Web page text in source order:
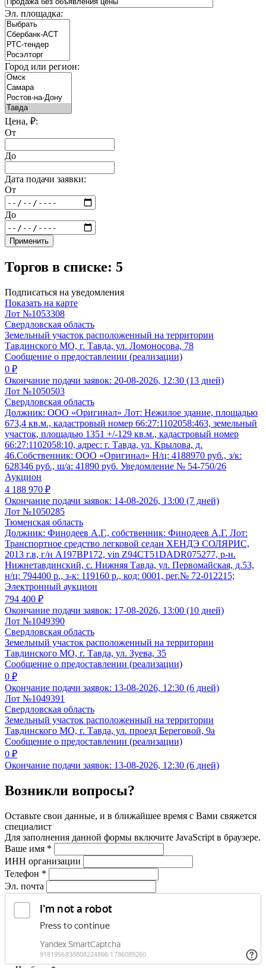
Эл. площадка:
Город или регион:
Цена, ₽:
От
До
Дата подачи заявки:
От
До
Применить
Торгов в списке: 5
Подписаться на уведомления
Показать на карте
Лот №1053308
Свердловская область
Земельный участок расположенный на территории
Тавдинского МО, г. Тавда, ул. Ломоносова, 78
Сообщение о предоставлении (реализации)
0 ₽
Окончание подачи заявок: 20-08-2026, 12:30 (13 дней)
Лот №1050503
Свердловская область
Должник: ООО «Оригинал» Лот: Нежилое здание, площадью
673,4 кв.м., кадастровый номер 66:27:1102058:463, земельный
участок, площадью 1351 +/-129 кв.м., кадастровый номер
66:27:1102058:10, адрес: г. Тавда, ул. Крылова, д.
46.Собственник: ООО «Оригинал» Н/ц: 4188970 руб., з/к:
628346 руб., ш/а: 41890 руб. Уведомление № 54-750/26
Аукцион
4 188 970 ₽
Окончание подачи заявок: 14-08-2026, 13:00 (7 дней)
Лот №1050285
Тюменская область
Должник: Финодеев А.Г., собственник: Финодеев А.Г. Лот:
Транспортное средство легковой седан ХЕНДЭ СОЛЯРИС,
2013 г.в, г/н А197ВР172, vin Z94CT51DADR075277, р-н.
Нижнетавдинский, с. Нижняя Тавда, ул. Первомайская, д.53,
н/ц: 794400 р., з-к: 119160 р., код: 0001, рег.№ 72-012215;
Электронный аукцион
794 400 ₽
Окончание подачи заявок: 17-08-2026, 13:00 (10 дней)
Лот №1049390
Свердловская область
Земельный участок расположенный на территории
Тавдинского МО, г. Тавда, ул. Зуева, 35
Сообщение о предоставлении (реализации)
0 ₽
Окончание подачи заявок: 13-08-2026, 12:30 (6 дней)
Лот №1049391
Свердловская область
Земельный участок расположенный на территории
Тавдинского МО, г. Тавда, ул. проезд Береговой, 9а
Сообщение о предоставлении (реализации)
0 ₽
Окончание подачи заявок: 13-08-2026, 12:30 (6 дней)
Возникли вопросы?
Оставьте свои данные, и в ближайшее время с Вами свяжется
специалист
Для заполнения данной формы включите JavaScript в браузере.
Ваше имя *
ИНН организации
Телефон *
Эл. почта